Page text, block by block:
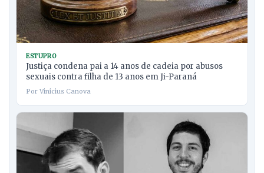
ESTUPRO
Justiça condena pai a 14 anos de cadeia por abusos
sexuais contra filha de 13 anos em Ji-Paraná
Por Vinicius Canova